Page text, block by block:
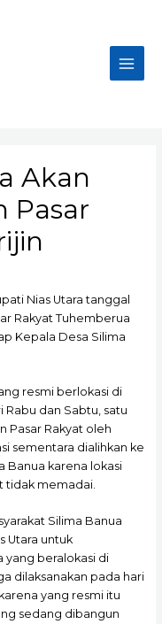
Main
Akan
Pasar
Nias Utara tanggal
Rakyat Tuhemberua
Kepala Desa Silima
resmi berlokasi di
Rabu dan Sabtu, satu
Pasar Rakyat oleh
sementara dialihkan ke
Banua karena lokasi
tidak memadai.
Silima Banua
Utara untuk
yang beralokasi di
dilaksanakan pada hari
yang resmi itu
sedang dibangun